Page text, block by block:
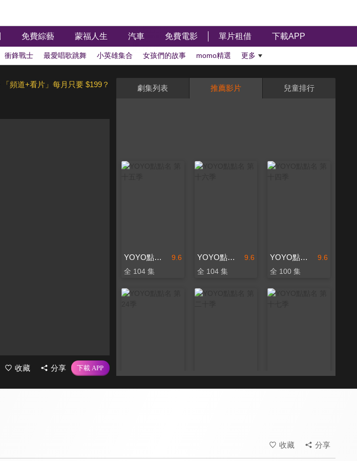
免費綜藝 蒙福人生 汽車 免費電影 單片租借 下載APP
衝鋒戰士 最愛唱歌跳舞 小英雄集合 女孩們的故事 momo精選 更多
「頻道+看片」每月只要 $199？
收藏 分享
劇集列表 推薦影片 兒童排行
9.6
YOYO點點名 第十五季
全 104 集
9.6
YOYO點點名 第十六季
全 104 集
9.6
YOYO點點名 第十四季
全 100 集
收藏 分享